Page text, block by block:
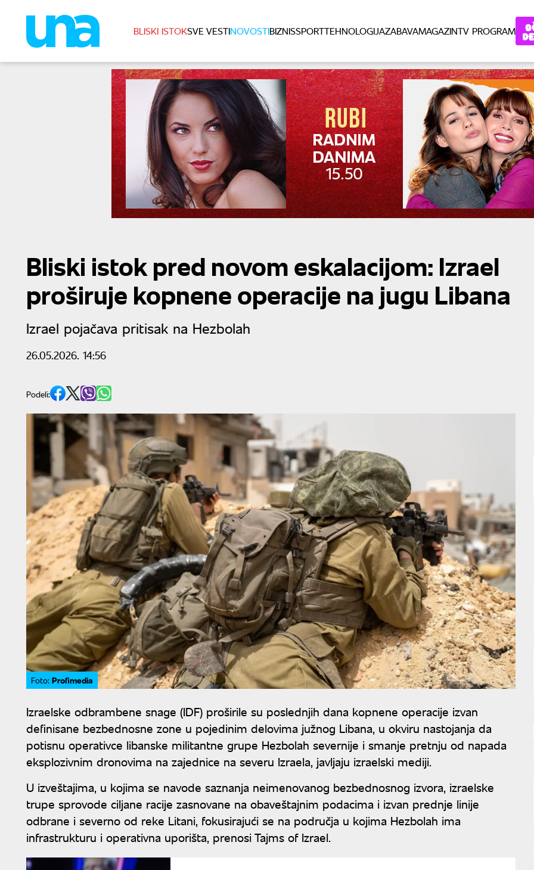
BLISKI ISTOKSVE VESTINOVOSTIBIZNISSPORTTEHNOLOGIJAZABAVAMAGAZINTV PROGRAM
Bliski istok pred novom eskalacijom: Izrael
proširuje kopnene operacije na jugu Libana
Izrael pojačava pritisak na Hezbolah
26.05.2026. 14:56
Podeli:
Foto: Profimedia
Izraelske odbrambene snage (IDF) proširile su poslednjih dana kopnene operacije izvan
definisane bezbednosne zone u pojedinim delovima južnog Libana, u okviru nastojanja da
potisnu operativce libanske militantne grupe Hezbolah severnije i smanje pretnju od napada
eksplozivnim dronovima na zajednice na severu Izraela, javljaju izraelski mediji.
U izveštajima, u kojima se navode saznanja neimenovanog bezbednosnog izvora, izraelske
trupe sprovode ciljane racije zasnovane na obaveštajnim podacima i izvan prednje linije
odbrane i severno od reke Litani, fokusirajući se na područja u kojima Hezbolah ima
infrastrukturu i operativna uporišta, prenosi Tajms of Izrael.